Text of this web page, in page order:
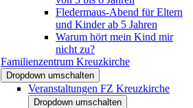
Fledermaus-Abend für Eltern
und Kinder ab 5 Jahren
Warum hört mein Kind mir
nicht zu?
Familienzentrum Kreuzkirche
Dropdown umschalten
Veranstaltungen FZ Kreuzkirche
Dropdown umschalten